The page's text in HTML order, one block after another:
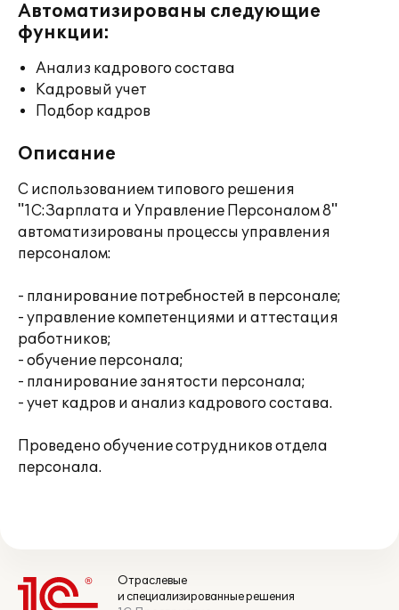
Автоматизированы следующие
функции:
Анализ кадрового состава
Кадровый учет
Подбор кадров
Описание
С использованием типового решения
"1С:Зарплата и Управление Персоналом 8"
автоматизированы процессы управления
персоналом:
- планирование потребностей в персонале;
- управление компетенциями и аттестация
работников;
- обучение персонала;
- планирование занятости персонала;
- учет кадров и анализ кадрового состава.
Проведено обучение сотрудников отдела
персонала.
Отраслевые
и специализированные решения